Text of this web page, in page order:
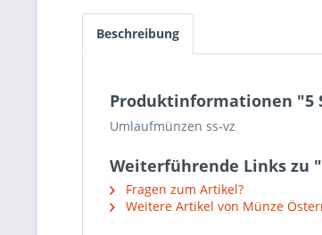
Beschreibung
Produktinformationen "5
Umlaufmünzen ss-vz
Weiterführende Links zu
Fragen zum Artikel?
Weitere Artikel von Münze